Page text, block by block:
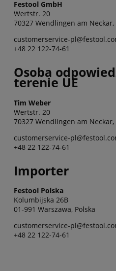
Festool GmbH
Wertstr. 20
70327 Wendlingen am
customerservice-
+48 22 122-74-61
Osoba
terenie UE
Tim Weber
Wertstr. 20
70327 Wendlingen am Neckar,
customerservice-
+48 22 122-74-61
Importer
Festool Polska
Kolumbijska 26B
01-991 Warszawa, Polska
customerservice-
+48 22 122-74-61